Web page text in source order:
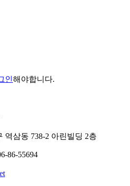
인해야합니다.
역삼동 738-2 아린빌딩 2층
86-55694